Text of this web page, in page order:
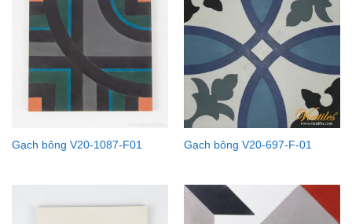
Gạch bông V20-1087-F01 Gạch bông V20-697-F-01